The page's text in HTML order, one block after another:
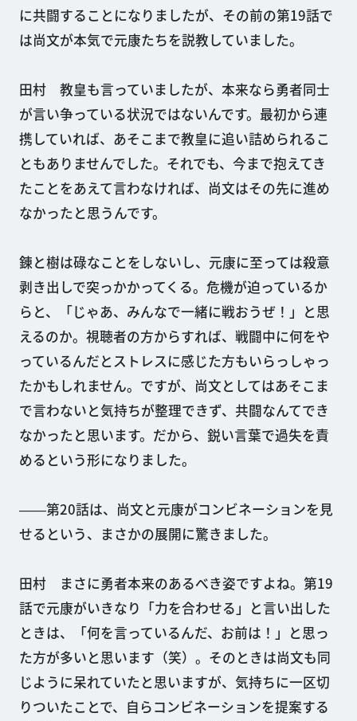
に共闘することになりましたが、その前の第19話で
は尚文が本気で元康たちを説教していました。
田村 教皇も言っていましたが、本来なら勇者同士
が言い争っている状況ではないんです。最初から連
携していれば、あそこまで教皇に追い詰められるこ
ともありませんでした。それでも、今まで抱えてき
たことをあえて言わなければ、尚文はその先に進め
なかったと思うんです。
錬と樹は碌なことをしないし、元康に至っては殺意
剥き出しで突っかかってくる。危機が迫っているか
らと、「じゃあ、みんなで一緒に戦おうぜ！」と思
えるのか。視聴者の方からすれば、戦闘中に何をや
っているんだとストレスに感じた方もいらっしゃっ
たかもしれません。ですが、尚文としてはあそこま
で言わないと気持ちが整理できず、共闘なんてでき
なかったと思います。だから、鋭い言葉で過失を責
めるという形になりました。
――第20話は、尚文と元康がコンビネーションを見
せるという、まさかの展開に驚きました。
田村 まさに勇者本来のあるべき姿ですよね。第19
話で元康がいきなり「力を合わせる」と言い出した
ときは、「何を言っているんだ、お前は！」と思っ
た方が多いと思います（笑）。そのときは尚文も同
じように呆れていたと思いますが、気持ちに一区切
りついたことで、自らコンビネーションを提案する